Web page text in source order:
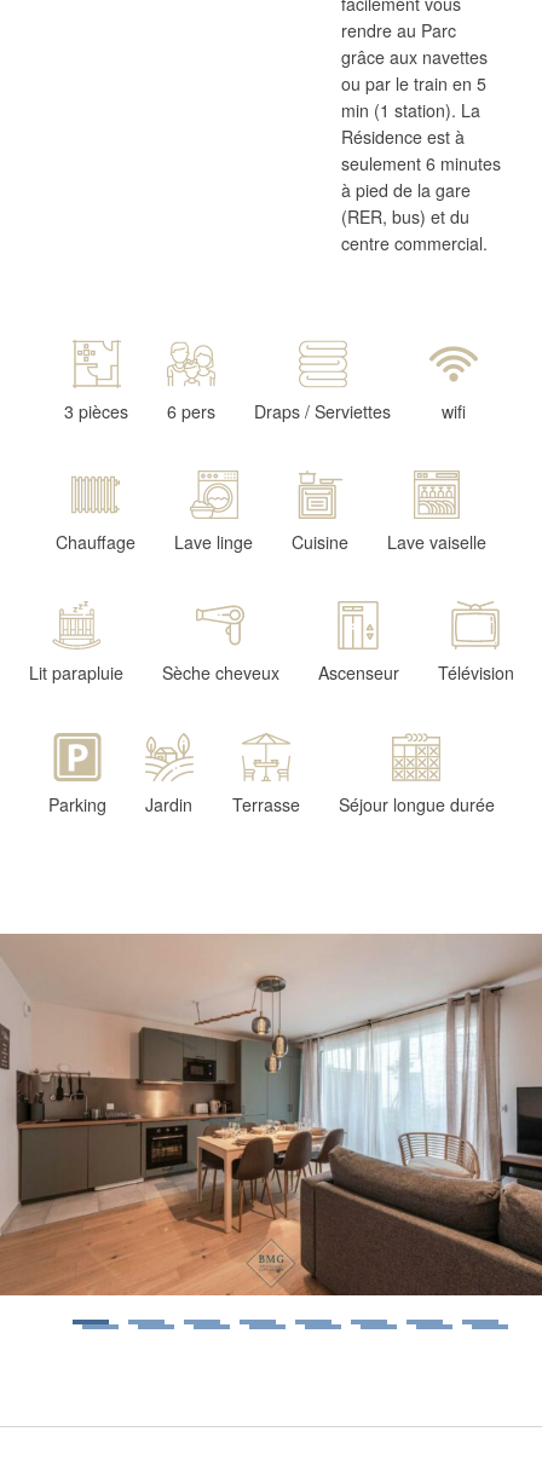
rendre au Parc
grâce aux navettes
ou par le train en 5
min (1 station). La
Résidence est à
seulement 6 minutes
à pied de la gare
(RER, bus) et du
centre commercial.
3 pièces 6 pers Draps / Serviettes wifi
Chauffage Lave linge Cuisine Lave vaiselle
Lit parapluie Sèche cheveux Ascenseur Télévision
Parking Jardin Terrasse Séjour longue durée
1 2 3 4 5 6 7 8
9 10 11 12 13 14 15 16